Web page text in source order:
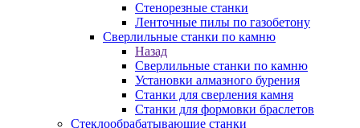
Стенорезные станки
Ленточные пилы по газобетону
Сверлильные станки по камню
Назад
Сверлильные станки по камню
Установки алмазного бурения
Станки для сверления камня
Станки для формовки браслетов
Стеклообрабатывающие станки